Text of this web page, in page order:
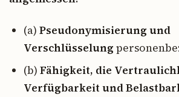
(a) Pseudonymisierung und
Verschlüsselung
(b) Fähigkeit, die
Verfügbarkeit und